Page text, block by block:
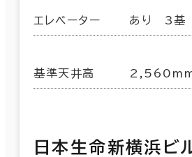
エレベーター あり 3基
基準天井高
日本生命新横浜ビ